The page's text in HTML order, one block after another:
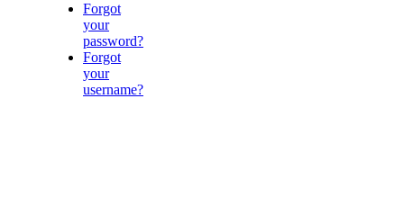
Forgot
your
password?
Forgot
your
username?